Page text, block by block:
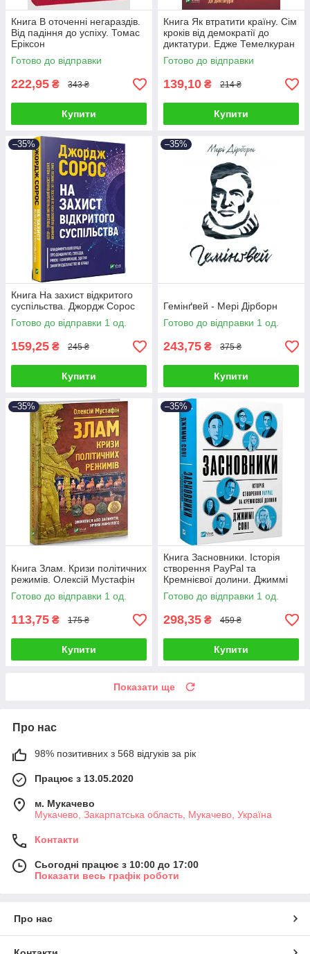
Книга В оточенні негараздів.
Від падіння до успіху. Томас
Еріксон
Готово до відправки
222,95 ₴ 343 ₴
Купити
Книга Як втратити країну. Сім
кроків від демократії до
диктатури. Едже Темелкуран
Готово до відправки
139,10 ₴ 214 ₴
Купити
–35%
Книга На захист відкритого
суспільства. Джордж Сорос
Готово до відправки 1 од.
159,25 ₴ 245 ₴
Купити
–35%
Гемінґвей - Мері Дірборн
Готово до відправки 1 од.
243,75 ₴ 375 ₴
Купити
–35%
Книга Злам. Кризи політичних
режимів. Олексій Мустафін
Готово до відправки 1 од.
113,75 ₴ 175 ₴
Купити
–35%
Книга Засновники. Історія
створення PayPal та
Кремнієвої долини. Джиммі
Сонні
Готово до відправки 1 од.
298,35 ₴ 459 ₴
Купити
Показати ще
Про нас
98% позитивних з 568 відгуків за рік
Працює з 13.05.2020
м. Мукачево
Мукачево, Закарпатська область, Мукачево, Україна
Контакти
Сьогодні працює з 10:00 до 17:00
Показати весь графік роботи
Про нас